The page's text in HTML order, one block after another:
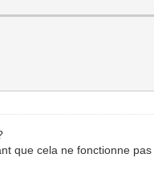
que cela ne fonctionne